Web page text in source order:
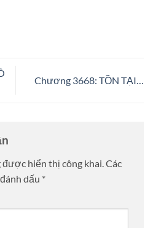
Chương 3668: TỒN TẠI…
được hiển thị công khai. Các
dấu *